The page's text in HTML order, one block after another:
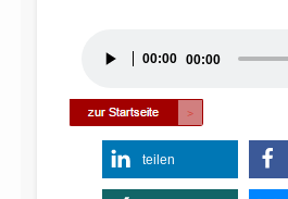
Player
00:00 00:00
teilen